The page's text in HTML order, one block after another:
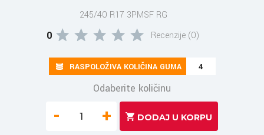
245/40 R17 3PMSF RG
0 Recenzije (0)
RASPOLOŽIVA KOLIČINA GUMA 4
Odaberite količinu
- +